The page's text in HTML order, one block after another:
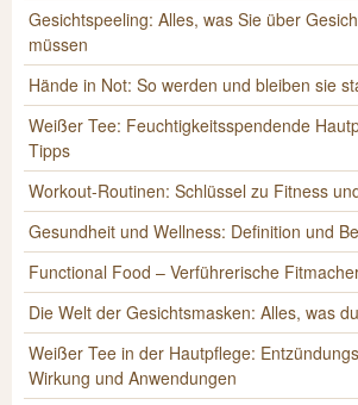
Gesichtspeeling: Alles, was Sie über
müssen
Hände in Not: So werden und bleiben sie
Weißer Tee: Feuchtigkeitsspendende
Tipps
Workout-Routinen: Schlüssel zu Fitness
Gesundheit und Wellness: Definition und
Functional Food – Verführerische
Die Welt der Gesichtsmasken: Alles, was
Weißer Tee in der Hautpflege:
Wirkung und Anwendungen